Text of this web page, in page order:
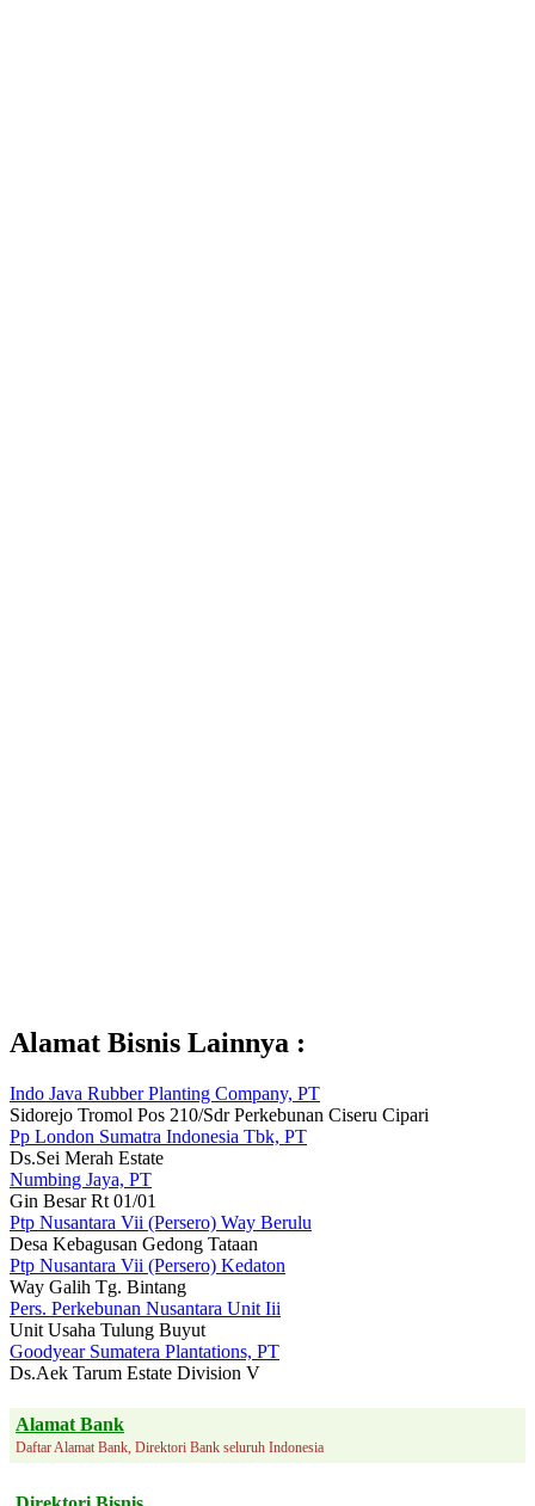
Alamat Bisnis Lainnya :
Indo Java Rubber Planting Company, PT
Sidorejo Tromol Pos 210/Sdr Perkebunan Ciseru Cipari
Pp London Sumatra Indonesia Tbk, PT
Ds.Sei Merah Estate
Numbing Jaya, PT
Gin Besar Rt 01/01
Ptp Nusantara Vii (Persero) Way Berulu
Desa Kebagusan Gedong Tataan
Ptp Nusantara Vii (Persero) Kedaton
Way Galih Tg. Bintang
Pers. Perkebunan Nusantara Unit Iii
Unit Usaha Tulung Buyut
Goodyear Sumatera Plantations, PT
Ds.Aek Tarum Estate Division V
Alamat Bank
Daftar Alamat Bank, Direktori Bank seluruh Indonesia